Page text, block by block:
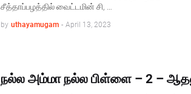
சீத்தாப்பழத்தில் வைட்டமின் சி, …
by uthayamugam - April 13, 2023
நல்ல அம்மா நல்ல பிள்ளை – 2 –